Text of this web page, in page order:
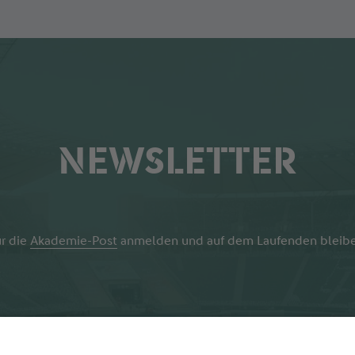
NEWSLETTER
die Akademie-Post anmelden und auf dem Laufenden